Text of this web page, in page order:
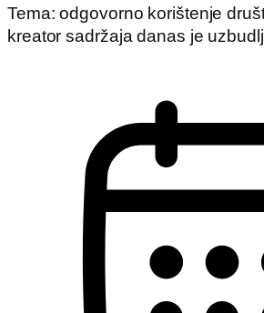
Tema: odgovorno korištenje
kreator sadržaja danas je